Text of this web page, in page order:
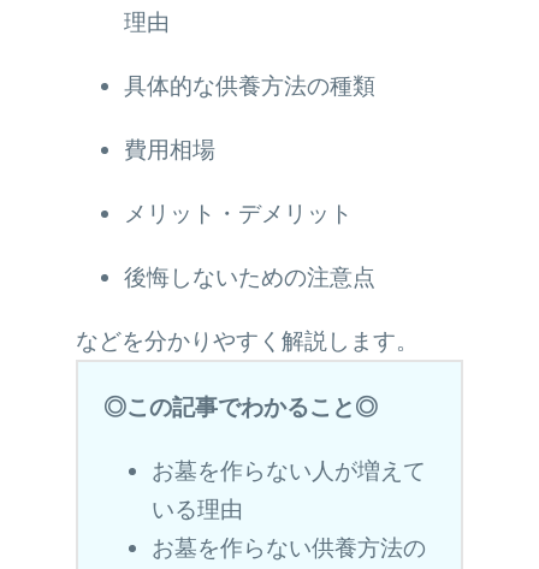
理由
具体的な供養方法の種類
費用相場
メリット・デメリット
後悔しないための注意点
などを分かりやすく解説します。
◎この記事でわかること◎
お墓を作らない人が増えて
いる理由
お墓を作らない供養方法の